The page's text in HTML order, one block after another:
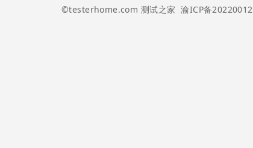
©testerhome.com 测试之家 渝ICP备